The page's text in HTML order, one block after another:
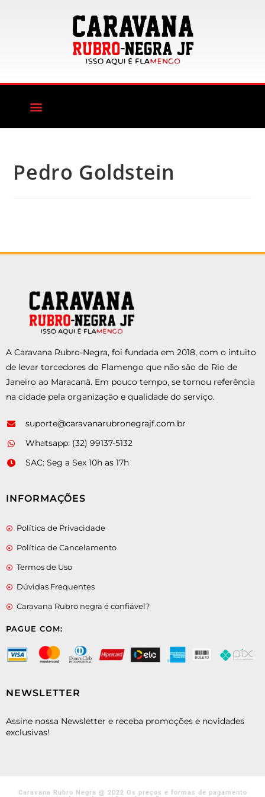
Pedro Goldstein
A Caravana Rubro-Negra, foi fundada em 2018, com o intuito
de levar torcedores do Flamengo que não são do Rio de
Janeiro ao Maracanã. Em pouco tempo, se tornou referência
na cidade pela organização e qualidade do serviço.
suporte@caravanarubronegrajf.com.br
Whatsapp: (32) 99137-5132
SAC: Seg a Sex 10h as 17h
INFORMAÇÕES
Política de Privacidade
Política de Cancelamento
Termos de Uso
Dúvidas Frequentes
Caravana Rubro negra é confiável?
PAGUE COM:
NEWSLETTER
Assine nossa Newsletter e receba promoções e novidades
exclusivas!
Caravana Rubro Negra @ 2022 Os preços e formas de pagamento